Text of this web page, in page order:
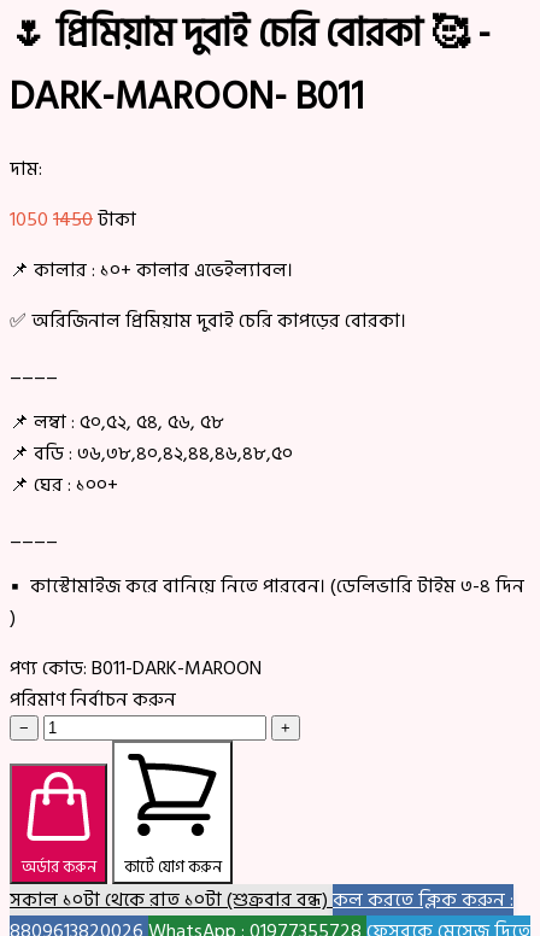
🌷 প্রিমিয়াম দুবাই চেরি বোরকা 🥰 -
DARK-MAROON- B011
দাম:
10501450টাকা
📌 কালার : ১০+ কালার এভেইল্যাবল।
✅ অরিজিনাল প্রিমিয়াম দুবাই চেরি কাপড়ের বোরকা।
____
📌 লম্বা : ৫০,৫২, ৫৪, ৫৬, ৫৮
📌 বডি : ৩৬,৩৮,৪০,৪২,৪৪,৪৬,৪৮,৫০
📌 ঘের : ১০০+
____
▪ কাস্টোমাইজ করে বানিয়ে নিতে পারবেন। (ডেলিভারি টাইম ৩-৪ দিন
)
পণ্য কোড:B011-DARK-MAROON
পরিমাণ নির্বাচন করুন
− +
অর্ডার করুন কার্টে যোগ করুন
সকাল ১০টা থেকে রাত ১০টা (শুক্রবার বন্ধ)কল করতে ক্লিক করুন :